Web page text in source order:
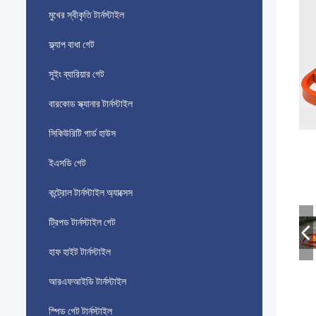
মুখের স্বীকৃতি টার্নস্টাইল
ফ্ল্যাপ বাধা গেট
সুইং ব্যারিয়ার গেট
বারকোড স্ক্যানার টার্নস্টাইল
সিকিউরিটি গার্ড হাউস
ইএসডি গেট
কন্ট্রোল টার্নস্টাইল অ্যাক্সেস
ট্রিপড টার্নস্টাইল গেট
হাফ হাইট টার্নস্টাইল
আরএফআইডি টার্নস্টাইল
স্পিড গেট টার্নস্টাইল